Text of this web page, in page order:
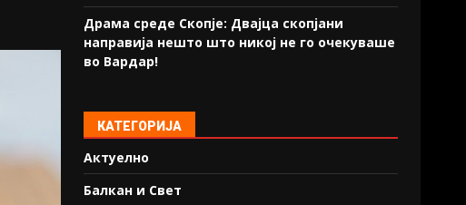
Драма среде Скопје: Двајца скопјани
направија нешто што никој не го очекуваше
во Вардар!
КАТЕГОРИЈА
Актуелно
Балкан и Свет